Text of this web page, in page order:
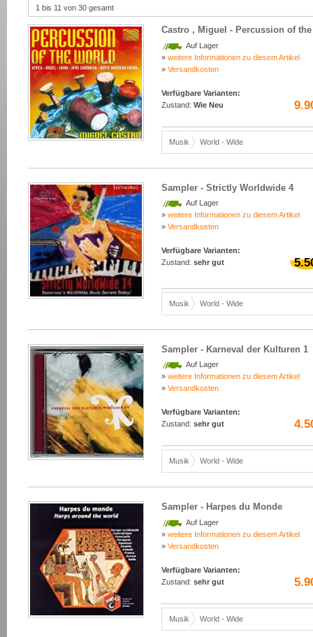
1 bis 11 von 30 gesamt
Castro , Miguel - Percussion of
Auf Lager
» weitere Informationen zu diesem Artikel
» Versandkosten
Verfügbare Varianten:
Zustand: Wie Neu
Musik World - Wide
Sampler - Strictly Worldwide 4
Auf Lager
» weitere Informationen zu diesem Artikel
» Versandkosten
Verfügbare Varianten:
Zustand: sehr gut
Musik World - Wide
Sampler - Karneval der Kulturen 1
Auf Lager
» weitere Informationen zu diesem Artikel
» Versandkosten
Verfügbare Varianten:
Zustand: sehr gut
Musik World - Wide
Sampler - Harpes du Monde
Auf Lager
» weitere Informationen zu diesem Artikel
» Versandkosten
Verfügbare Varianten:
Zustand: sehr gut
Musik World - Wide